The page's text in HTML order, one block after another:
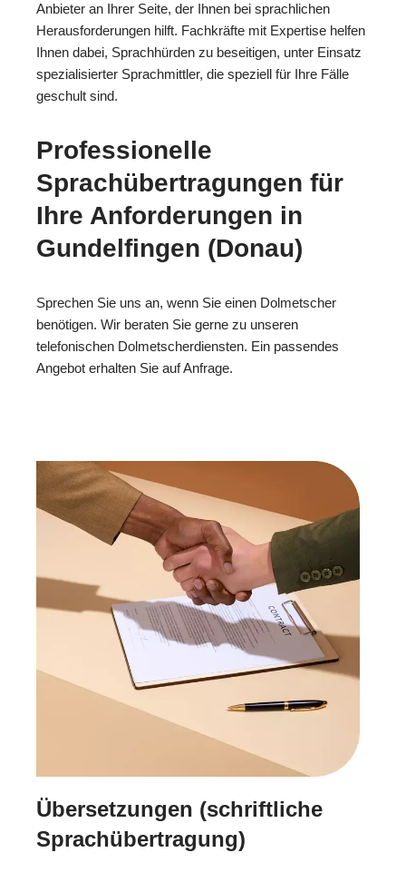
Anbieter an Ihrer Seite, der Ihnen bei sprachlichen
Herausforderungen hilft. Fachkräfte mit Expertise helfen
Ihnen dabei, Sprachhürden zu beseitigen, unter Einsatz
spezialisierter Sprachmittler, die speziell für Ihre Fälle
geschult sind.
Professionelle
Sprachübertragungen für
Ihre Anforderungen in
Gundelfingen (Donau)
Sprechen Sie uns an, wenn Sie einen Dolmetscher
benötigen. Wir beraten Sie gerne zu unseren
telefonischen Dolmetscherdiensten. Ein passendes
Angebot erhalten Sie auf Anfrage.
Übersetzungen (schriftliche
Sprachübertragung)